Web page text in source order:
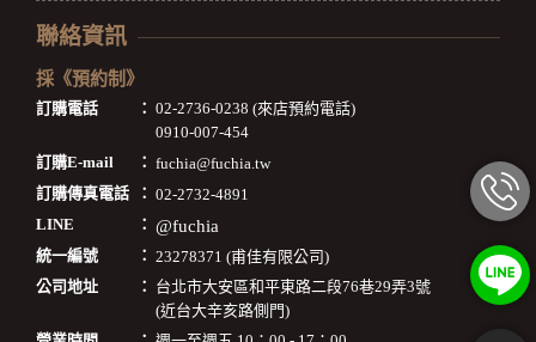
聯絡資訊
採《預約制》
訂購電話 ： 02-2736-0238 (來店預約電話)
0910-007-454
訂購E-mail
： fuchia@fuchia.tw
訂購傳真電話
： 02-2732-4891
LINE
： @fuchia
統一編號 ： 23278371 (甫佳有限公司)
公司地址
： 台北市大安區和平東路二段76巷29弄3號
(近台大辛亥路側門)